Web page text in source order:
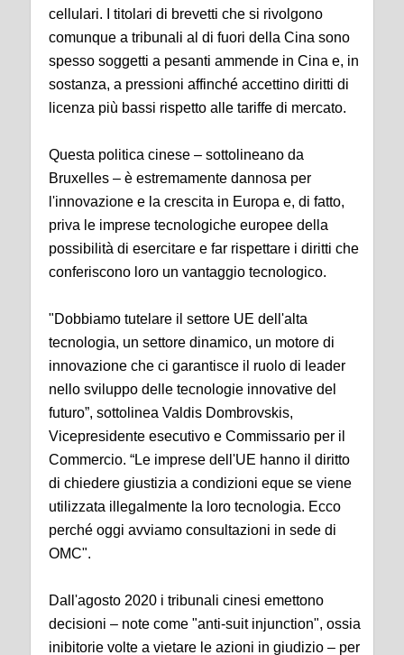
cellulari. I titolari di brevetti che si rivolgono
comunque a tribunali al di fuori della Cina sono
spesso soggetti a pesanti ammende in Cina e, in
sostanza, a pressioni affinché accettino diritti di
licenza più bassi rispetto alle tariffe di mercato.
Questa politica cinese – sottolineano da
Bruxelles – è estremamente dannosa per
l'innovazione e la crescita in Europa e, di fatto,
priva le imprese tecnologiche europee della
possibilità di esercitare e far rispettare i diritti che
conferiscono loro un vantaggio tecnologico.
"Dobbiamo tutelare il settore UE dell'alta
tecnologia, un settore dinamico, un motore di
innovazione che ci garantisce il ruolo di leader
nello sviluppo delle tecnologie innovative del
futuro”, sottolinea Valdis Dombrovskis,
Vicepresidente esecutivo e Commissario per il
Commercio. “Le imprese dell'UE hanno il diritto
di chiedere giustizia a condizioni eque se viene
utilizzata illegalmente la loro tecnologia. Ecco
perché oggi avviamo consultazioni in sede di
OMC".
Dall'agosto 2020 i tribunali cinesi emettono
decisioni – note come "anti-suit injunction", ossia
inibitorie volte a vietare le azioni in giudizio – per